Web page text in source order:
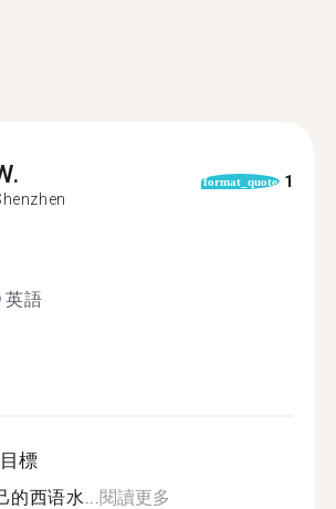
format_quote 1
英語
標
的西语水...閱讀更多